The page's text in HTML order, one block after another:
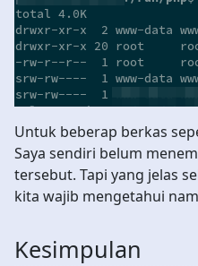
Untuk beberap berkas
Saya sendiri belum
tersebut. Tapi yang jelas
kita wajib mengetahui
Kesimpulan